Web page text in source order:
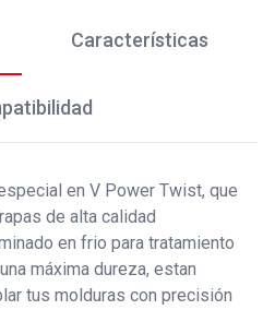
Características
en V Power Twist, que
de alta calidad
en frio para tratamiento
máxima dureza, estan
tus molduras con precisión